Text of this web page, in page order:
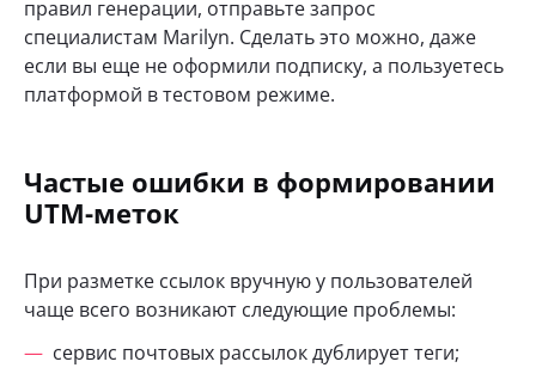
правил генерации, отправьте запрос
специалистам Marilyn. Сделать это можно, даже
если вы еще не оформили подписку, а пользуетесь
платформой в тестовом режиме.
Частые ошибки в формировании
UTM-меток
При разметке ссылок вручную у пользователей
чаще всего возникают следующие проблемы:
сервис почтовых рассылок дублирует теги;